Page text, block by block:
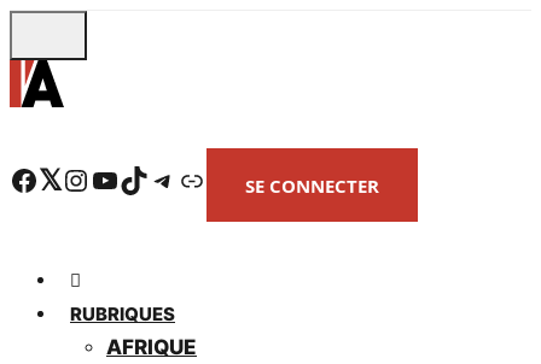
to
main
Facebook Twitter Instagram YouTube TikTok Telegram Lien SE CONNECTER
RUBRIQUES
AFRIQUE